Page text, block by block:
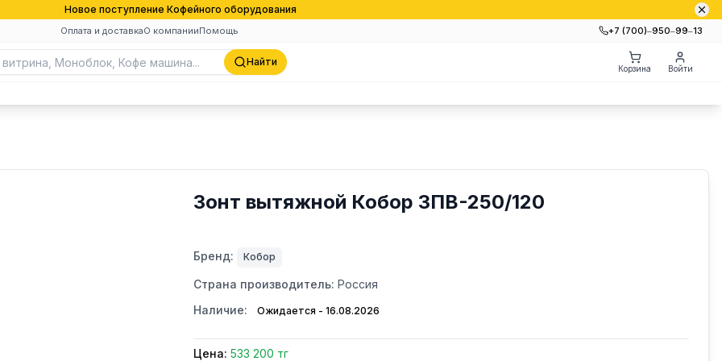
Новое поступление Кофейного оборудования
Оплата и доставкаО компанииПомощь +7 (700)‒950‒99‒13
Найти
Корзина Войти
Зонт вытяжной Кобор ЗПВ-250/120
Бренд: Кобор
Страна производитель: Россия
Наличие:
Ожидается - 16.08.2026
Цена: 533 200 тг